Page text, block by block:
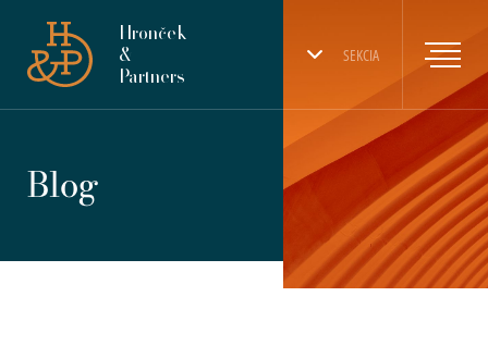
SEKCIA
Hronček
&
Partners
Blog